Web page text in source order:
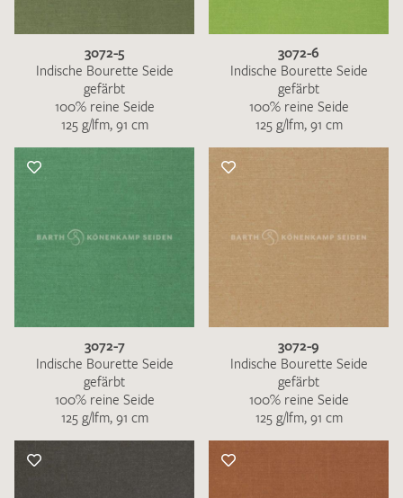
3072-5
Indische Bourette Seide
gefärbt
100% reine Seide
125 g/lfm, 91 cm
3072-6
Indische Bourette Seide
gefärbt
100% reine Seide
125 g/lfm, 91 cm
3072-7
Indische Bourette Seide
gefärbt
100% reine Seide
125 g/lfm, 91 cm
3072-9
Indische Bourette Seide
gefärbt
100% reine Seide
125 g/lfm, 91 cm